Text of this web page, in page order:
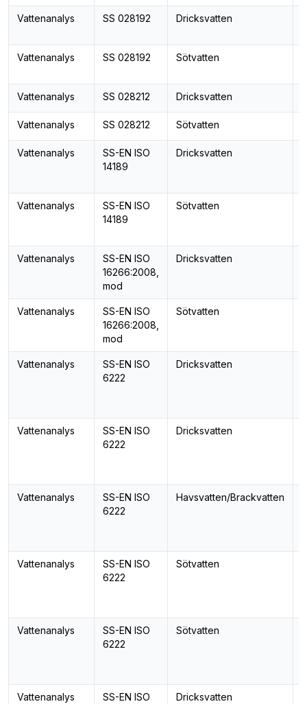
Vattenanalys SS 028192 Dricksvatten
Vattenanalys SS 028192 Sötvatten
Vattenanalys SS 028212 Dricksvatten
Vattenanalys SS 028212 Sötvatten
Vattenanalys
SS-EN ISO
14189
Dricksvatten
Vattenanalys
SS-EN ISO
14189
Sötvatten
Vattenanalys
SS-EN ISO
16266:2008,
mod
Dricksvatten
Vattenanalys
SS-EN ISO
16266:2008,
mod
Sötvatten
Vattenanalys
SS-EN ISO
6222
Dricksvatten
Vattenanalys
SS-EN ISO
6222
Dricksvatten
Vattenanalys
SS-EN ISO
6222
Havsvatten/Brackvatten
Vattenanalys
SS-EN ISO
6222
Sötvatten
Vattenanalys
SS-EN ISO
6222
Sötvatten
Vattenanalys
SS-EN ISO
Dricksvatten